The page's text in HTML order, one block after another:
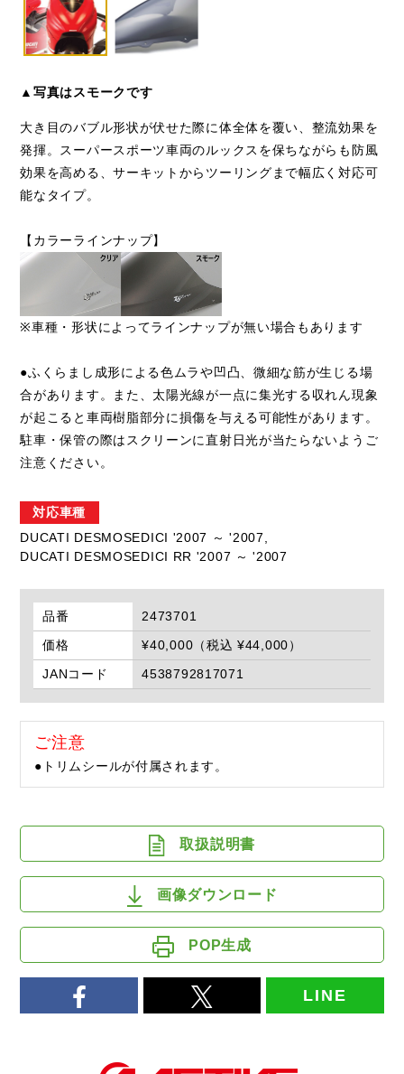
▲写真はスモークです
大き目のバブル形状が伏せた際に体全体を覆い、整流効果を
発揮。スーパースポーツ車両のルックスを保ちながらも防風
効果を高める、サーキットからツーリングまで幅広く対応可
能なタイプ。
【カラーラインナップ】
※車種・形状によってラインナップが無い場合もあります
●ふくらまし成形による色ムラや凹凸、微細な筋が生じる場
合があります。また、太陽光線が一点に集光する収れん現象
が起こると車両樹脂部分に損傷を与える可能性があります。
駐車・保管の際はスクリーンに直射日光が当たらないようご
注意ください。
対応車種
DUCATI DESMOSEDICI '2007 ～ '2007,
DUCATI DESMOSEDICI RR '2007 ～ '2007
品番
2473701
価格
¥40,000（税込 ¥44,000）
JANコード
4538792817071
ご注意
●トリムシールが付属されます。
取扱説明書
画像ダウンロード
POP生成
LINE